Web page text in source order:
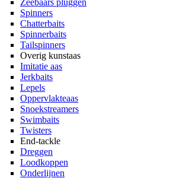
Zeebaars pluggen
Spinners
Chatterbaits
Spinnerbaits
Tailspinners
Overig kunstaas
Imitatie aas
Jerkbaits
Lepels
Oppervlakteaas
Snoekstreamers
Swimbaits
Twisters
End-tackle
Dreggen
Loodkoppen
Onderlijnen